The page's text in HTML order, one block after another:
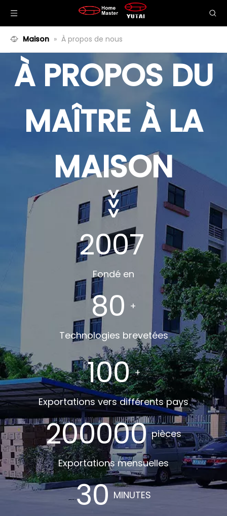
Maison » À propos de nous
À PROPOS DU
MAÎTRE À LA
MAISON
2007
Fondé en
80 +
Technologies brevetées
100 +
Exportations vers différents pays
200000 pièces
Exportations mensuelles
30 MINUTES